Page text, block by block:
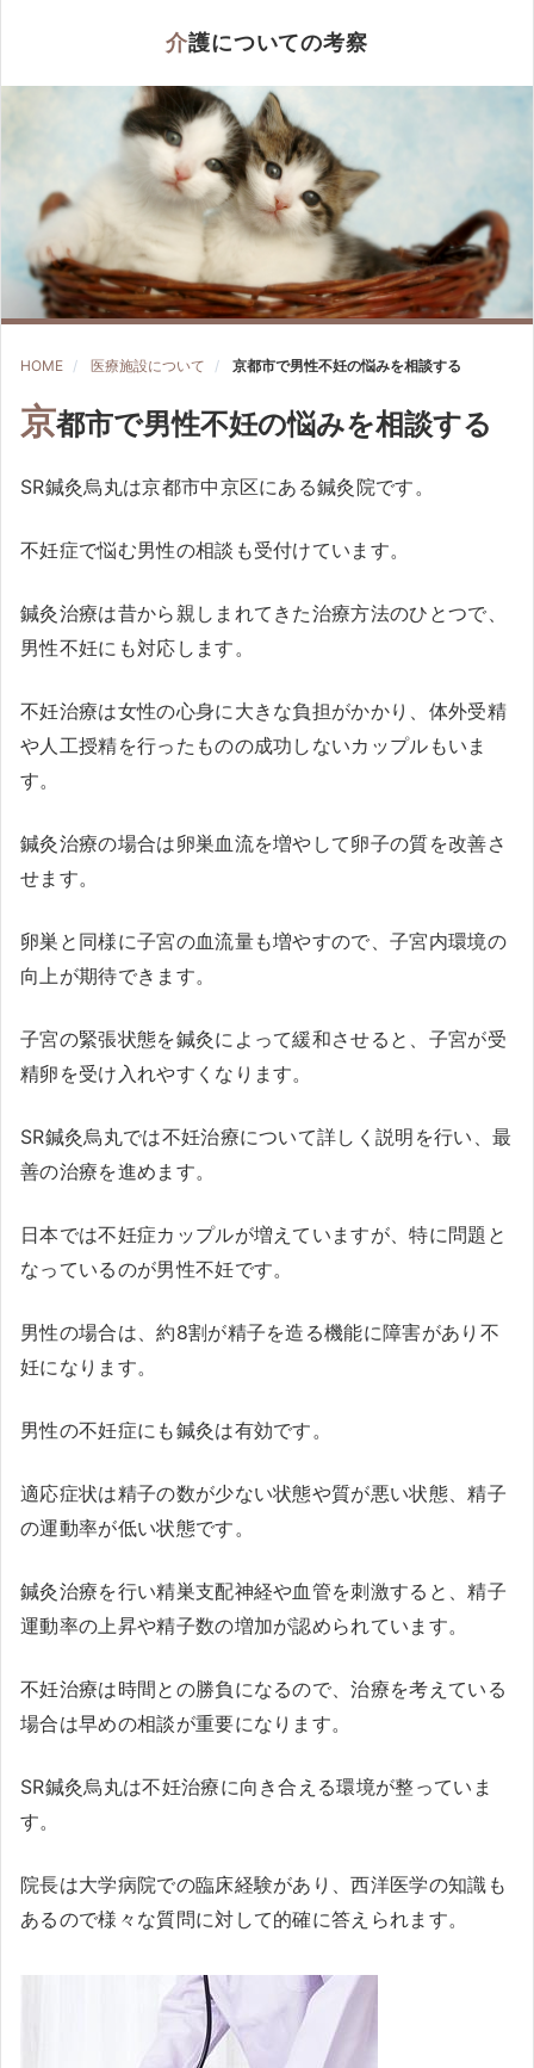
介護についての考察
HOME 医療施設について 京都市で男性不妊の悩みを相談する
京都市で男性不妊の悩みを相談する
SR鍼灸烏丸は京都市中京区にある鍼灸院です。
不妊症で悩む男性の相談も受付けています。
鍼灸治療は昔から親しまれてきた治療方法のひとつで、
男性不妊にも対応します。
不妊治療は女性の心身に大きな負担がかかり、体外受精
や人工授精を行ったものの成功しないカップルもいま
す。
鍼灸治療の場合は卵巣血流を増やして卵子の質を改善さ
せます。
卵巣と同様に子宮の血流量も増やすので、子宮内環境の
向上が期待できます。
子宮の緊張状態を鍼灸によって緩和させると、子宮が受
精卵を受け入れやすくなります。
SR鍼灸烏丸では不妊治療について詳しく説明を行い、最
善の治療を進めます。
日本では不妊症カップルが増えていますが、特に問題と
なっているのが男性不妊です。
男性の場合は、約8割が精子を造る機能に障害があり不
妊になります。
男性の不妊症にも鍼灸は有効です。
適応症状は精子の数が少ない状態や質が悪い状態、精子
の運動率が低い状態です。
鍼灸治療を行い精巣支配神経や血管を刺激すると、精子
運動率の上昇や精子数の増加が認められています。
不妊治療は時間との勝負になるので、治療を考えている
場合は早めの相談が重要になります。
SR鍼灸烏丸は不妊治療に向き合える環境が整っていま
す。
院長は大学病院での臨床経験があり、西洋医学の知識も
あるので様々な質問に対して的確に答えられます。